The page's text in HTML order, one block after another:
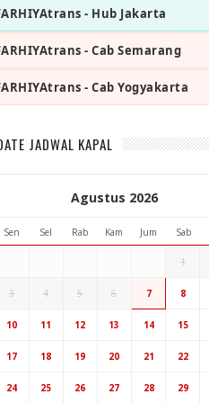
Hub Surabaya
- Hub Jakarta
- Cab Semarang
- Cab Yogyakarta
Cab Yogyakarta
JADWAL KAPAL
Agustus 2026
Sen Sel Rab Kam Jum Sab
1
3 4 5 6 7 8
10 11 12 13 14 15
17 18 19 20 21 22
24 25 26 27 28 29